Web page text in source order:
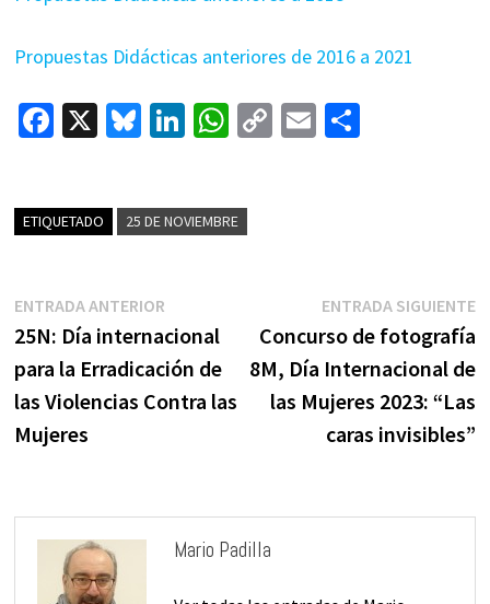
Propuestas Didácticas anteriores de 2016 a 2021
Fa
o
k
X Bl
ky
Li
dI
W
sA
C
k
E C
tir
ETIQUETADO 25 DE NOVIEMBRE
Navegación
de
entradas
ENTRADA ANTERIOREntrada
anterior:
25N: Día internacional
para la Erradicación de
las Violencias Contra las
Mujeres
ENTRADA SIGUIENTE
Concurso de fotografía
8M, Día Internacional de
las Mujeres 2023: “Las
caras invisibles”
Mario Padilla